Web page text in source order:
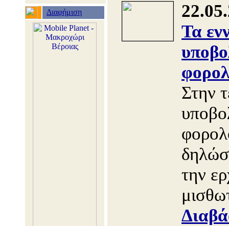
Διαφήμιση
Τα
Στην
την